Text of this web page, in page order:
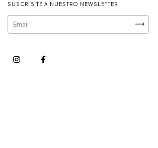
SUSCRIBITE A NUESTRO NEWSLETTER